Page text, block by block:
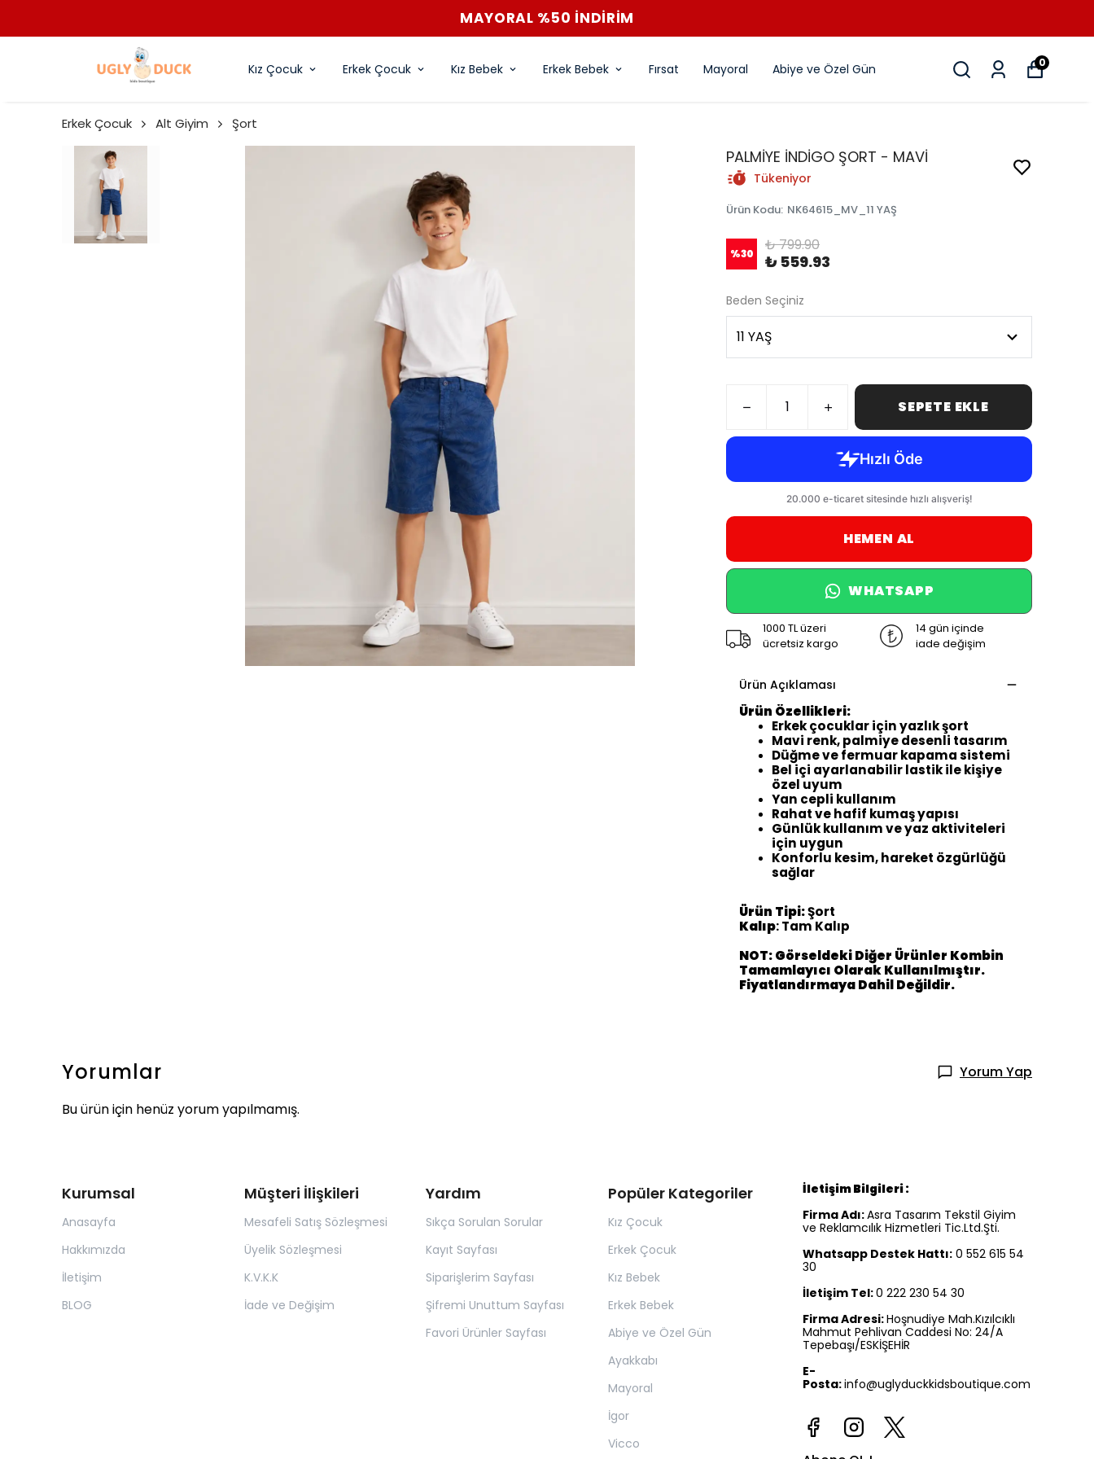
MAYORAL %50 İNDİRİM
Kız Çocuk Erkek Çocuk Kız Bebek Erkek Bebek Fırsat Mayoral Abiye ve Özel Gün 0
Erkek Çocuk Alt Giyim Şort
PALMİYE İNDİGO ŞORT - MAVİ
Tükeniyor
Ürün Kodu: NK64615_MV_11 YAŞ
%30 ₺ 799.90
₺ 559.93
Beden Seçiniz
SEPETE EKLE
HEMEN AL
WHATSAPP
1000 TL üzeri
ücretsiz kargo
14 gün içinde
iade değişim
Ürün Açıklaması
Ürün Özellikleri:
Erkek çocuklar için yazlık şort
Mavi renk, palmiye desenli tasarım
Düğme ve fermuar kapama sistemi
Bel içi ayarlanabilir lastik ile kişiye
özel uyum
Yan cepli kullanım
Rahat ve hafif kumaş yapısı
Günlük kullanım ve yaz aktiviteleri
için uygun
Konforlu kesim, hareket özgürlüğü
sağlar
Ürün Tipi:Şort
Kalıp: Tam Kalıp
NOT: Görseldeki Diğer Ürünler Kombin
Tamamlayıcı Olarak Kullanılmıştır.
Fiyatlandırmaya Dahil Değildir.
Yorumlar
Yorum Yap
Bu ürün için henüz yorum yapılmamış.
Kurumsal
Anasayfa
Hakkımızda
İletişim
BLOG
Müşteri İlişkileri
Mesafeli Satış Sözleşmesi
Üyelik Sözleşmesi
K.V.K.K
İade ve Değişim
Yardım
Sıkça Sorulan Sorular
Kayıt Sayfası
Siparişlerim Sayfası
Şifremi Unuttum Sayfası
Favori Ürünler Sayfası
Popüler Kategoriler
Kız Çocuk
Erkek Çocuk
Kız Bebek
Erkek Bebek
Abiye ve Özel Gün
Ayakkabı
Mayoral
İgor
Vicco
İletişim Bilgileri :
Firma Adı:Asra Tasarım Tekstil Giyim
ve Reklamcılık Hizmetleri Tic.Ltd.Şti.
Whatsapp Destek Hattı: 0 552 615 54
30
İletişim Tel:0 222 230 54 30
Firma Adresi:Hoşnudiye Mah.Kızılcıklı
Mahmut Pehlivan Caddesi No: 24/A
Tepebaşı/ESKİŞEHİR
E-
Posta:info@uglyduckkidsboutique.com